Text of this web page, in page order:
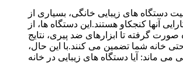
دستگاه های زیبایی خانگی، بسیاری از
آنها کنجکاو هستند.این دستگاه ها، از
گرفته تا ابزارهای ضد پیری، نتایج
خانه شما تضمین می کنند.با این حال،